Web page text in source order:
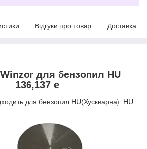
Відгуки про товар Доставка
для бензопил HU
136,137 e
для бензопил HU(Хускварна): HU